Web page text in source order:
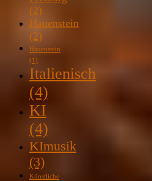
(2)
Hauenstein
(2)
Hauenstein
(1)
Italienisch
(4)
KI
(4)
KImusik
(3)
Künstliche